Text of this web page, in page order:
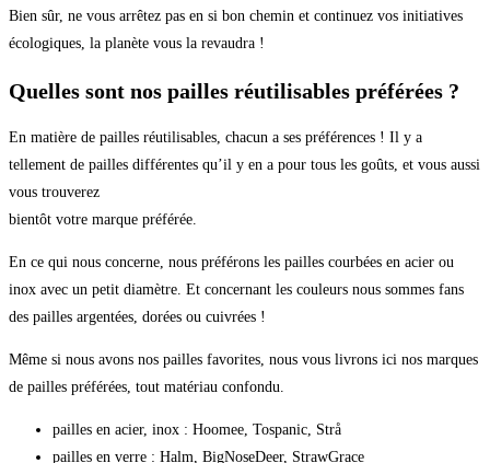
Bien sûr, ne vous arrêtez pas en si bon chemin et continuez vos initiatives
écologiques, la planète vous la revaudra !
Quelles sont nos pailles réutilisables préférées ?
En matière de pailles réutilisables, chacun a ses préférences ! Il y a
tellement de pailles différentes qu’il y en a pour tous les goûts, et vous aussi
vous trouverez
bientôt votre marque préférée.
En ce qui nous concerne, nous préférons les pailles courbées en acier ou
inox avec un petit diamètre. Et concernant les couleurs nous sommes fans
des pailles argentées, dorées ou cuivrées !
Même si nous avons nos pailles favorites, nous vous livrons ici nos marques
de pailles préférées, tout matériau confondu.
pailles en acier, inox : Hoomee, Tospanic, Strå
pailles en verre : Halm, BigNoseDeer, StrawGrace